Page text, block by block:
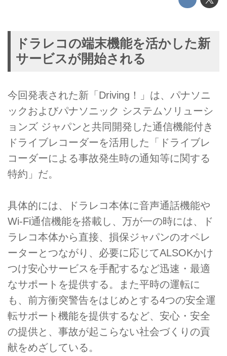
ドラレコの端末機能を活かした新
サービスが開始される
今回発表された新「Driving！」は、パナソニ
ックおよびパナソニック システムソリューシ
ョンズ ジャパンと共同開発した通信機能付き
ドライブレコーダーを活用した「ドライブレ
コーダーによる事故発生時の通知等に関する
特約」だ。
具体的には、ドラレコ本体に音声通話機能や
Wi-Fi通信機能を搭載し、万が一の時には、ド
ラレコ本体から直接、損保ジャパンのオペレ
ーターとつながり、必要に応じてALSOKかけ
つけ安心サービスを手配するなど迅速・最適
なサポートを提供する。また平時の運転に
も、前方衝突警告をはじめとする4つの安全運
転サポート機能を提供するなど、安心・安全
の提供と、事故が起こらない社会づくりの貢
献をめざしている。